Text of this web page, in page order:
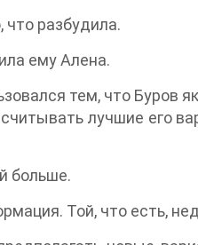
что разбудила.
ему Алена.
тем, что Буров
лучшие его
больше.
Той, что есть,